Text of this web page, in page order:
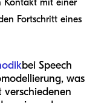
Kontakt mit einer
Fortschritt eines
bei Speech
was